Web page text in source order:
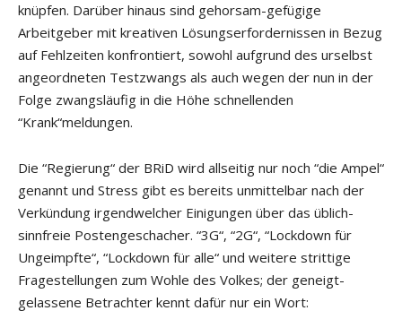
knüpfen. Darüber hinaus sind gehorsam-gefügige
Arbeitgeber mit kreativen Lösungserfordernissen in Bezug
auf Fehlzeiten konfrontiert, sowohl aufgrund des urselbst
angeordneten Testzwangs als auch wegen der nun in der
Folge zwangsläufig in die Höhe schnellenden
“Krank“meldungen.
Die “Regierung“ der BRiD wird allseitig nur noch “die Ampel“
genannt und Stress gibt es bereits unmittelbar nach der
Verkündung irgendwelcher Einigungen über das üblich-
sinnfreie Postengeschacher. “3G“, “2G“, “Lockdown für
Ungeimpfte“, “Lockdown für alle“ und weitere strittige
Fragestellungen zum Wohle des Volkes; der geneigt-
gelassene Betrachter kennt dafür nur ein Wort: